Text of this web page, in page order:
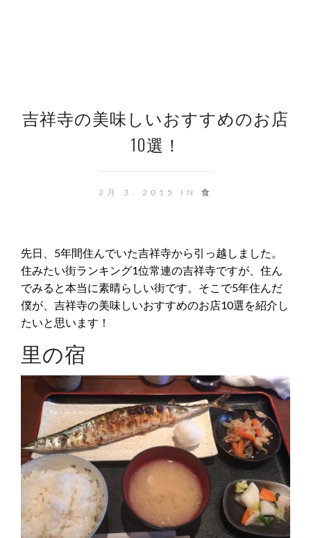
吉祥寺の美味しいおすすめのお店
10選！
2月 3. 2015 IN 食
先日、5年間住んでいた吉祥寺から引っ越しました。
住みたい街ランキング1位常連の吉祥寺ですが、住ん
でみると本当に素晴らしい街です。そこで5年住んだ
僕が、吉祥寺の美味しいおすすめのお店10選を紹介し
たいと思います！
里の宿